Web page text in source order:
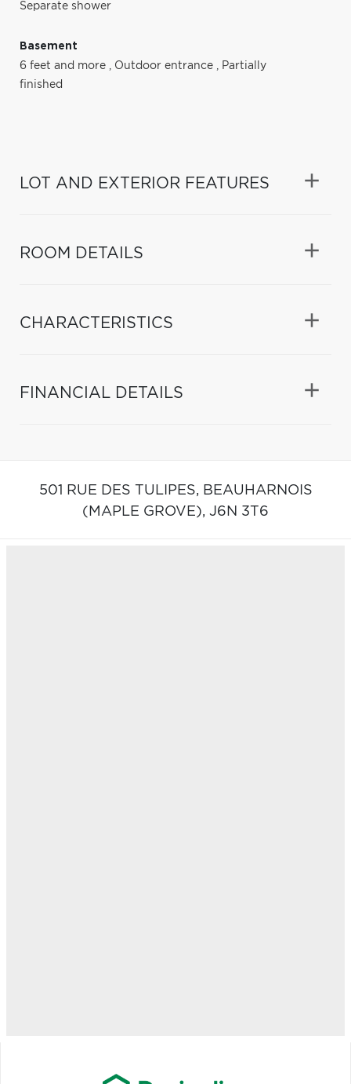
Separate shower
Basement
6 feet and more , Outdoor entrance , Partially
finished
LOT AND EXTERIOR FEATURES
ROOM DETAILS
CHARACTERISTICS
FINANCIAL DETAILS
501 RUE DES TULIPES, BEAUHARNOIS
(MAPLE GROVE), J6N 3T6